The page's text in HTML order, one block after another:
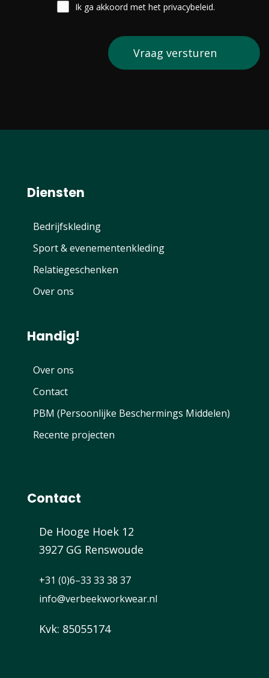
Ik ga akkoord met het privacybeleid.
Diensten
Bedrijfskleding
Sport & evenementenkleding
Relatiegeschenken
Over ons
Handig!
Over ons
Contact
PBM (Persoonlijke Beschermings Middelen)
Recente projecten
Contact
De Hooge Hoek 12
3927 GG Renswoude
+31 (0)6–33 33 38 37
info@verbeekworkwear.nl
Kvk: 85055174